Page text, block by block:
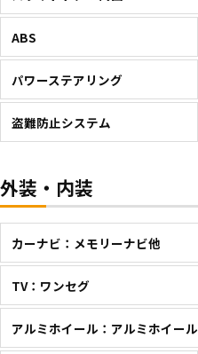
ABS
パワーステアリング
盗難防止システム
外装・内装
カーナビ：メモリーナビ他
TV：ワンセグ
アルミホイール：アルミホイール